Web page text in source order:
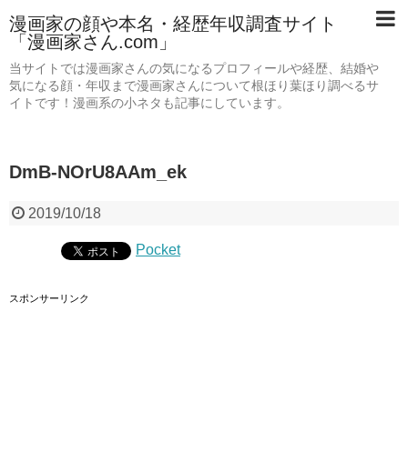
漫画家の顔や本名・経歴年収調査サイト
「漫画家さん.com」
当サイトでは漫画家さんの気になるプロフィールや経歴、結婚や
気になる顔・年収まで漫画家さんについて根ほり葉ほり調べるサ
イトです！漫画系の小ネタも記事にしています。
DmB-NOrU8AAm_ek
2019/10/18
Pocket
スポンサーリンク